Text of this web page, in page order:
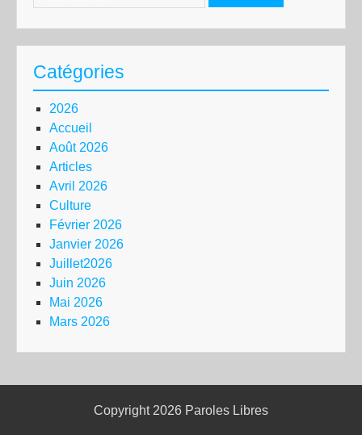
Catégories
2026
Accueil
Août 2026
Articles
Avril 2026
Culture
Février 2026
Janvier 2026
Juillet2026
Juin 2026
Mai 2026
Mars 2026
Copyright 2026 Paroles Libres